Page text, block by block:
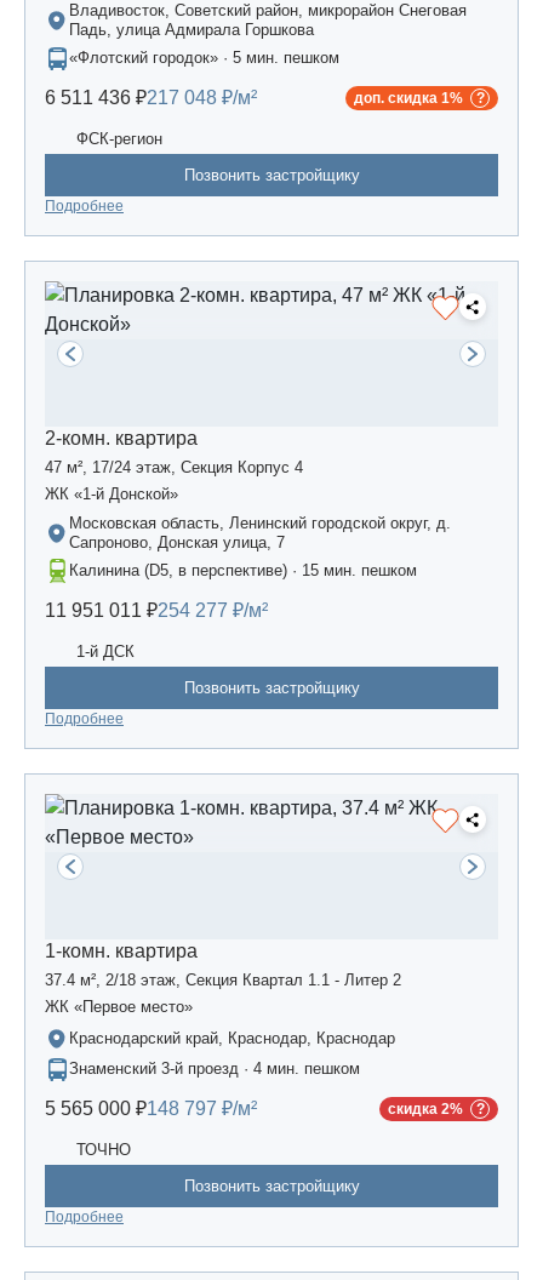
Владивосток, Советский район, микрорайон Снеговая
Падь, улица Адмирала Горшкова
«Флотский городок» · 5 мин. пешком
6 511 436 ₽217 048 ₽/м² доп. скидка 1%
ФСК-регион
Позвонить застройщику
Подробнее
2-комн. квартира
47 м², 17/24 этаж, Секция Корпус 4
ЖК «1-й Донской»
Московская область, Ленинский городской округ, д.
Сапроново, Донская улица, 7
Калинина (D5, в перспективе) · 15 мин. пешком
11 951 011 ₽254 277 ₽/м²
1-й ДСК
Позвонить застройщику
Подробнее
1-комн. квартира
37.4 м², 2/18 этаж, Секция Квартал 1.1 - Литер 2
ЖК «Первое место»
Краснодарский край, Краснодар, Краснодар
Знаменский 3-й проезд · 4 мин. пешком
5 565 000 ₽148 797 ₽/м² скидка 2%
ТОЧНО
Позвонить застройщику
Подробнее